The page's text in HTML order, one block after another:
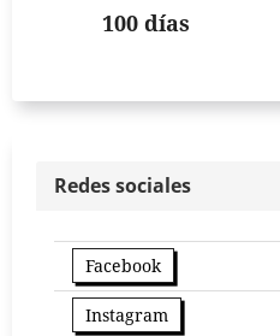
100 días
Redes sociales
Facebook
Instagram